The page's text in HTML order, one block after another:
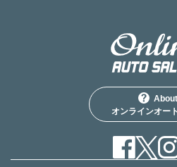
About
オンラインオー